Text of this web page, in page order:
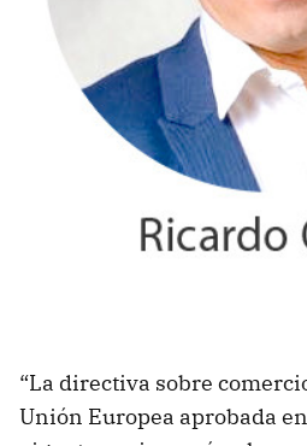
“La directiva sobre
Unión Europea aprobada